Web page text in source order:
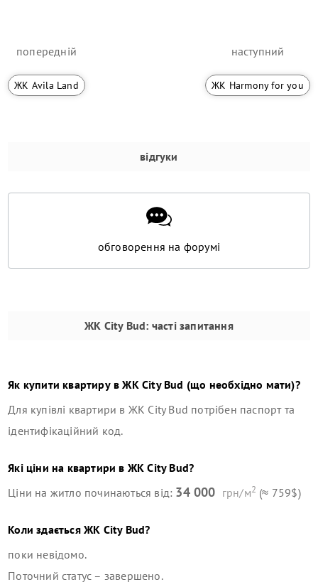
попередній
ЖК Avila Land
наступний
ЖК Harmony for you
відгуки
обговорення на форумі
ЖК City Bud: часті запитання
Як купити квартиру вЖК City Bud (що необхідно мати)?
Для купівлі квартири в ЖК City Bud потрібен паспорт та
ідентифікаційний код.
Які ціни на квартири в ЖК City Bud?
Ціни на житло починаються від: 34 000 грн/м2 (≈ 759$)
Коли здаєтьсяЖК City Bud?
поки невідомо.
Поточний статус – завершено.